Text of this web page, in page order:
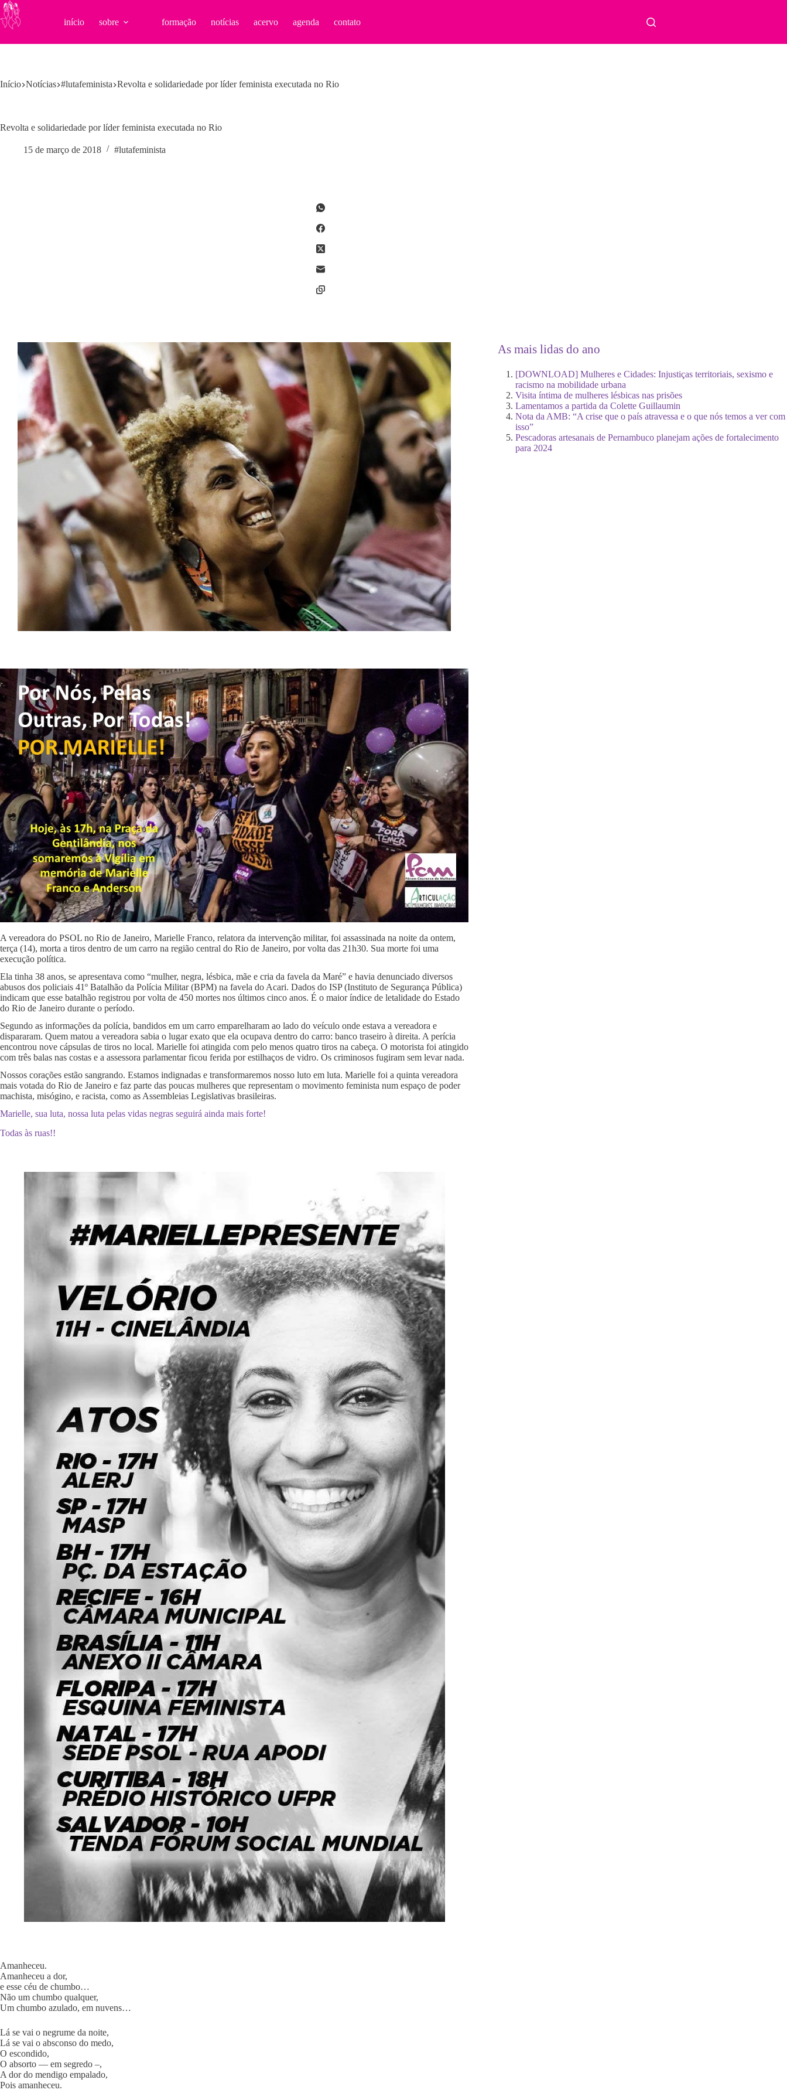
Pular
para
o
início sobre formação notícias acervo agenda contato
Início Notícias #lutafeminista Revolta e solidariedade por líder feminista executada no Rio
Revolta e solidariedade por líder feminista executada no Rio
15 de março de 2018 #lutafeminista
A vereadora do PSOL no Rio de Janeiro, Marielle Franco, relatora da intervenção militar, foi assassinada na noite da ontem,
terça (14), morta a tiros dentro de um carro na região central do Rio de Janeiro, por volta das 21h30. Sua morte foi uma
execução política.
Ela tinha 38 anos, se apresentava como “mulher, negra, lésbica, mãe e cria da favela da Maré” e havia denunciado diversos
abusos dos policiais 41º Batalhão da Polícia Militar (BPM) na favela do Acari. Dados do ISP (Instituto de Segurança Pública)
indicam que esse batalhão registrou por volta de 450 mortes nos últimos cinco anos. É o maior índice de letalidade do Estado
do Rio de Janeiro durante o período.
Segundo as informações da polícia, bandidos em um carro emparelharam ao lado do veículo onde estava a vereadora e
dispararam. Quem matou a vereadora sabia o lugar exato que ela ocupava dentro do carro: banco traseiro à direita. A perícia
encontrou nove cápsulas de tiros no local. Marielle foi atingida com pelo menos quatro tiros na cabeça. O motorista foi atingido
com três balas nas costas e a assessora parlamentar ficou ferida por estilhaços de vidro. Os criminosos fugiram sem levar nada.
Nossos corações estão sangrando. Estamos indignadas e transformaremos nosso luto em luta. Marielle foi a quinta vereadora
mais votada do Rio de Janeiro e faz parte das poucas mulheres que representam o movimento feminista num espaço de poder
machista, misógino, e racista, como as Assembleias Legislativas brasileiras.
Marielle, sua luta, nossa luta pelas vidas negras seguirá ainda mais forte!
Todas às ruas!!
Amanheceu.
Amanheceu a dor,
e esse céu de chumbo…
Não um chumbo qualquer,
Um chumbo azulado, em nuvens…
Lá se vai o negrume da noite,
Lá se vai o absconso do medo,
O escondido,
O absorto — em segredo –,
A dor do mendigo empalado,
Pois amanheceu.
As mais lidas do ano
[DOWNLOAD] Mulheres e Cidades: Injustiças territoriais, sexismo e
racismo na mobilidade urbana
Visita íntima de mulheres lésbicas nas prisões
Lamentamos a partida da Colette Guillaumin
Nota da AMB: “A crise que o país atravessa e o que nós temos a ver com
isso”
Pescadoras artesanais de Pernambuco planejam ações de fortalecimento
para 2024